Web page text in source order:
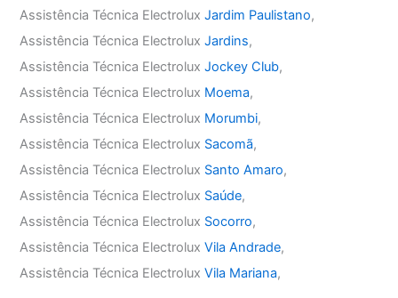
Assistência Técnica ElectroluxJardim Paulistano,
Assistência Técnica ElectroluxJardins,
Assistência Técnica ElectroluxJockey Club,
Assistência Técnica Electrolux Moema,
Assistência Técnica Electrolux Morumbi,
Assistência Técnica Electrolux Sacomã,
Assistência Técnica Electrolux Santo Amaro,
Assistência Técnica Electrolux Saúde,
Assistência Técnica Electrolux Socorro,
Assistência Técnica ElectroluxVila Andrade,
Assistência Técnica ElectroluxVila Mariana,